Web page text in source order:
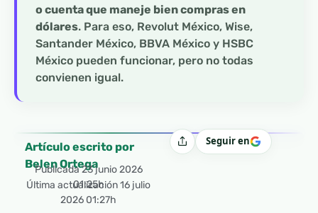
o cuenta que maneje bien compras en
dólares. Para eso, Revolut México, Wise,
Santander México, BBVA México y HSBC
México pueden funcionar, pero no todas
convienen igual.
Artículo escrito por
Belen Ortega
Publicada23 junio 2026
01:25h
Última actualización 16 julio
2026 01:27h
CompartirSeguir en